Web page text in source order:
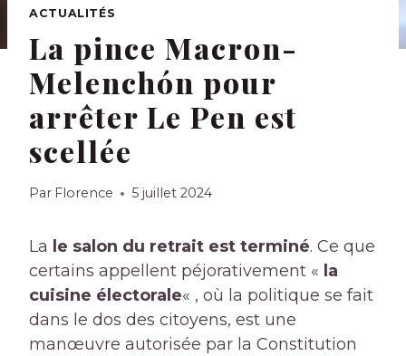
ACTUALITÉS
La pince Macron-
Melenchón pour
arrêter Le Pen est
scellée
Par Florence 5 juillet 2024
La le salon du retrait est terminé. Ce que
certains appellent péjorativement « la
cuisine électorale« , où la politique se fait
dans le dos des citoyens, est une
manœuvre autorisée par la Constitution